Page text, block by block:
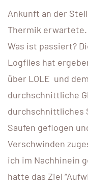
Ankunft an der
Thermik erwartete.
Was ist passiert?
Logfiles hat
über LOLE und
durchschnittliche
durchschnittliches
Saufen geflogen
Verschwinden
ich im Nachhinein
hatte das Ziel